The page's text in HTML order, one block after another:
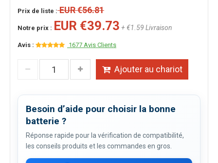
Prix de liste :EUR €56.81
Notre prix : EUR €39.73 + €1.59 Livraison
Avis : 1677 Avis Clients
Ajouter au chariot
Besoin d’aide pour choisir la bonne
batterie ?
Réponse rapide pour la vérification de compatibilité,
les conseils produits et les commandes en gros.